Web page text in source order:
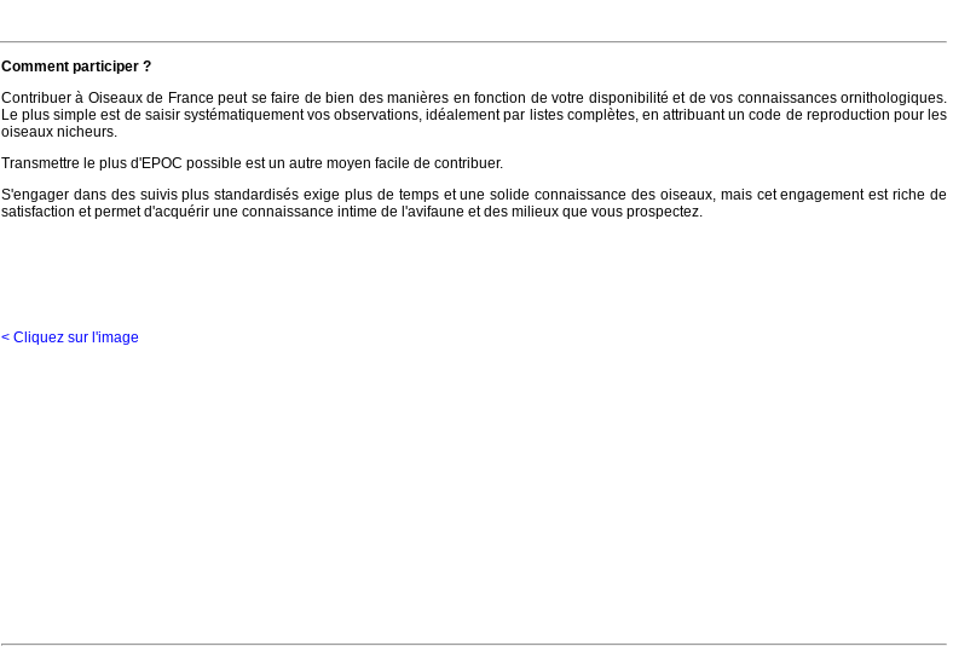
Comment participer ?
Contribuer à Oiseaux de France peut se faire de bien des manières en fonction de votre disponibilité et de vos connaissances ornithologiques.
Le plus simple est de saisir systématiquement vos observations, idéalement par listes complètes, en attribuant un code de reproduction pour les
oiseaux nicheurs.
Transmettre le plus d'EPOC possible est un autre moyen facile de contribuer.
S'engager dans des suivis plus standardisés exige plus de temps et une solide connaissance des oiseaux, mais cet engagement est riche de
satisfaction et permet d'acquérir une connaissance intime de l'avifaune et des milieux que vous prospectez.
< Cliquez sur l'image